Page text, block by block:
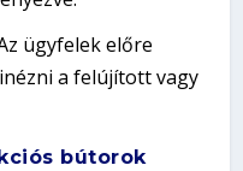
ügyfelek előre
a felújított vagy
bútorok